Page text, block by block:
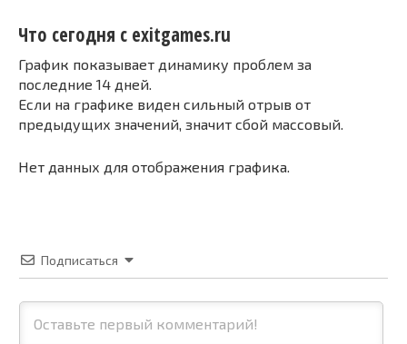
Что сегодня с exitgames.ru
График показывает динамику проблем за
последние 14 дней.
Если на графике виден сильный отрыв от
предыдущих значений, значит сбой массовый.
Нет данных для отображения графика.
Подписаться